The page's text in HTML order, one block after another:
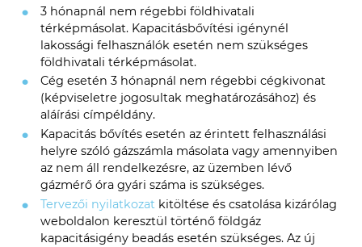
3 hónapnál nem régebbi földhivatali
térképmásolat. Kapacitásbővítési igénynél
lakossági felhasználók esetén nem szükséges
földhivatali térképmásolat.
Cég esetén 3 hónapnál nem régebbi cégkivonat
(képviseletre jogosultak meghatározásához) és
aláírási címpéldány.
Kapacitás bővítés esetén az érintett felhasználási
helyre szóló gázszámla másolata vagy amennyiben
az nem áll rendelkezésre, az üzemben lévő
gázmérő óra gyári száma is szükséges.
Tervezői nyilatkozat kitöltése és csatolása kizárólag
weboldalon keresztül történő földgáz
kapacitásigény beadás esetén szükséges. Az új